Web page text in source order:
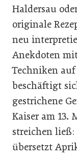
Haldersau
originale
neu
Anekdoten
Techniken auf
beschäftigt
gestrichene
Kaiser am 13.
streichen ließ:
übersetzt